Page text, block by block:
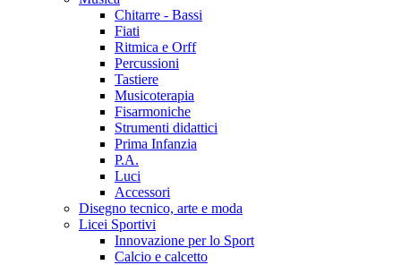
Chitarre - Bassi
Fiati
Ritmica e Orff
Percussioni
Tastiere
Musicoterapia
Fisarmoniche
Strumenti didattici
Prima Infanzia
P.A.
Luci
Accessori
Disegno tecnico, arte e moda
Licei Sportivi
Innovazione per lo Sport
Calcio e calcetto